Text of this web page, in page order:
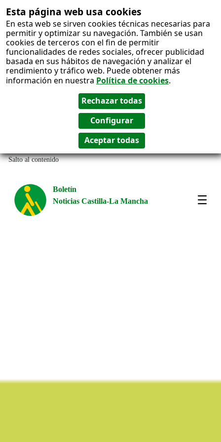
Esta página web usa cookies
En esta web se sirven cookies técnicas necesarias para
permitir y optimizar su navegación. También se usan
cookies de terceros con el fin de permitir
funcionalidades de redes sociales, ofrecer publicidad
basada en sus hábitos de navegación y analizar el
rendimiento y tráfico web. Puede obtener más
información en nuestra Política de cookies.
Salto al contenido
Boletín
Noticias Castilla-La Mancha